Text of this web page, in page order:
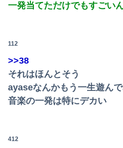
一発当てただけでもすごい
112
>>38
それはほんとそう
ayaseなんかもう一生遊ん
音楽の一発は特にデカい
412